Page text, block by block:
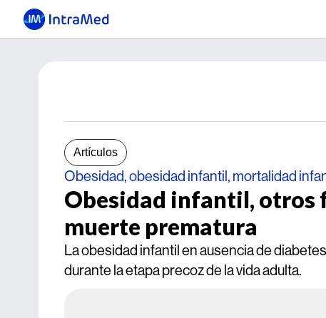
Artículos
Obesidad, obesidad infantil, mortalidad
Obesidad infantil, otros
muerte prematura
La obesidad infantil en ausencia de
durante la etapa precoz de la vida adulta.